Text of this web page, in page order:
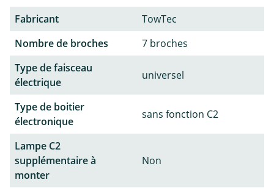
Fabricant
TowTec
Nombre de broches
7 broches
Type de faisceau
électrique
universel
Type de boitier
électronique
sans fonction C2
Lampe C2
supplémentaire à
monter
Non